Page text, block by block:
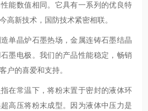
能数值相同。它具有一系列的优良特
高新技术，国防技术紧密相联。
单晶炉石墨热场，金属连铸石墨结晶
墨电极。我们的产品性能稳定，畅销
户的喜爱和支持。
在常温下，将粉末置于密封的液体环
高压将粉末成型。因为液体中压力是